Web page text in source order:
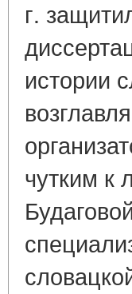
г.
истории
чутким к